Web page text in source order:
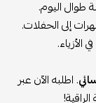
اليوم.
إلى الحفلات.
الأزياء.
. اطلبه الآن عبر